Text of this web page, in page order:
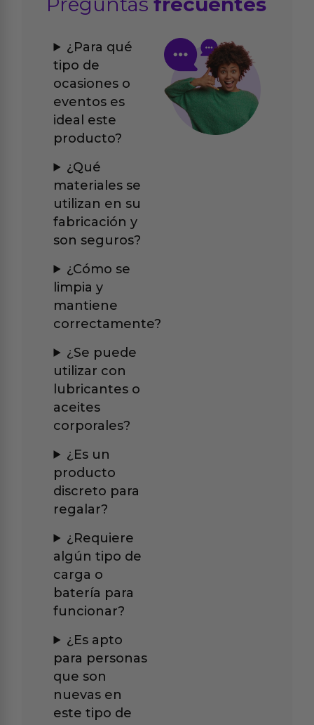
¿Para qué
tipo de
ocasiones o
eventos es
ideal este
producto?
¿Qué
materiales se
utilizan en su
fabricación y
son seguros?
¿Cómo se
limpia y
mantiene
correctamente?
¿Se puede
utilizar con
lubricantes o
aceites
corporales?
¿Es un
producto
discreto para
regalar?
¿Requiere
algún tipo de
carga o
batería para
funcionar?
¿Es apto
para personas
que son
nuevas en
este tipo de